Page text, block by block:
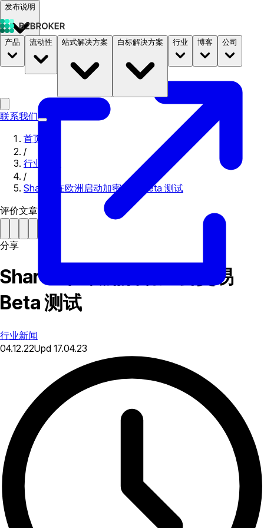
发布说明
文档 定价 B2STORE
产品 流动性 站式解决方案 白标解决方案 行业 博客 公司
联系我们
首页
/
行业新闻
/
Shares 在欧洲启动加密交易 Beta 测试
评价文章
分享
Shares 在欧洲启动加密交易
Beta 测试
行业新闻
04.12.22Upd 17.04.23